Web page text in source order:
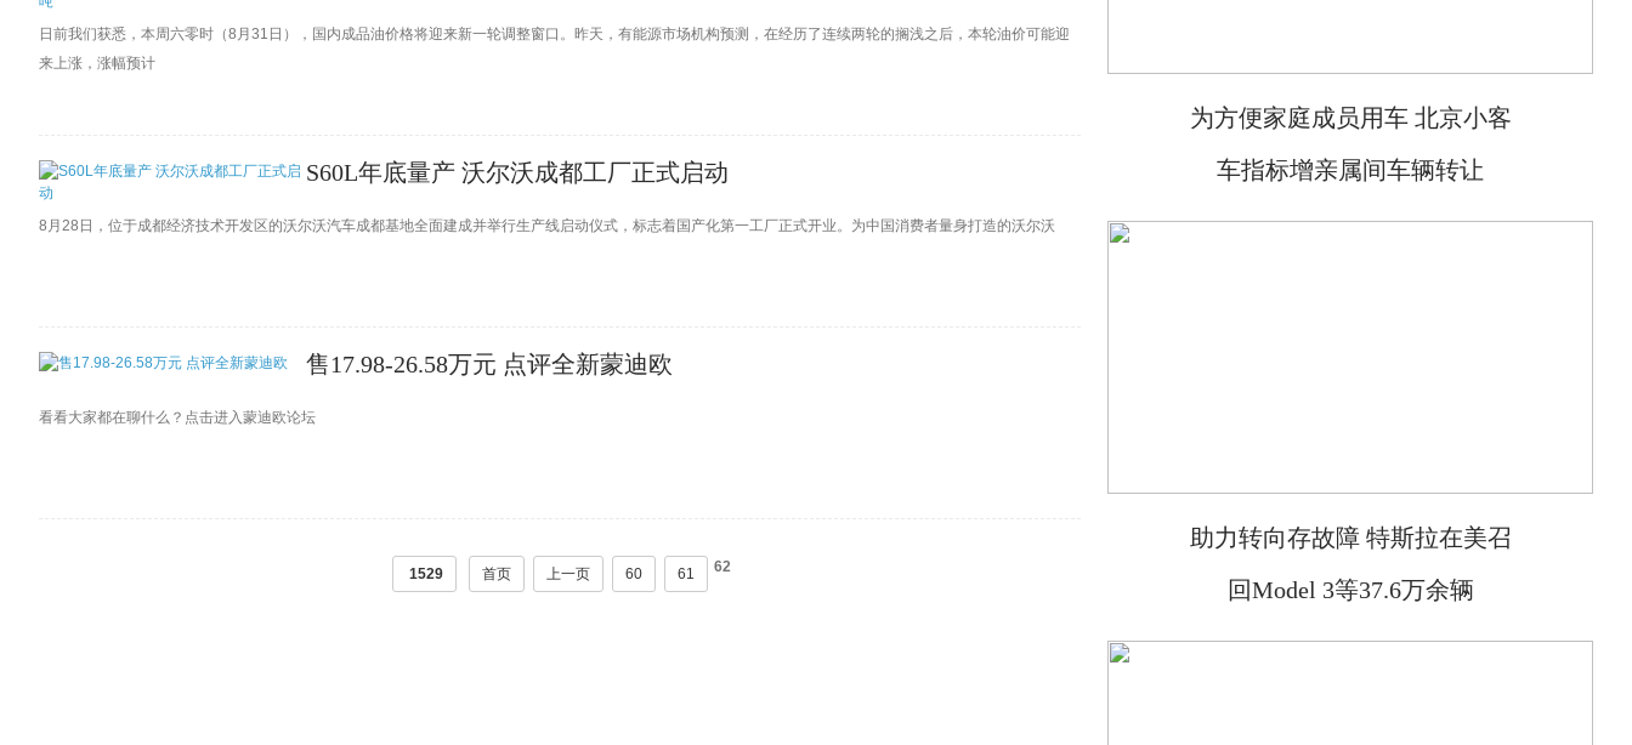
日前我们获悉，本周六零时（8月31日），国内成品油价格将迎来新一轮调整窗口。昨天，有能源市场机构预测，在经历了连续两轮的搁浅之后，本轮油价可能迎
来上涨，涨幅预计
S60L年底量产 沃尔沃成都工厂正式启动
8月28日，位于成都经济技术开发区的沃尔沃汽车成都基地全面建成并举行生产线启动仪式，标志着国产化第一工厂正式开业。为中国消费者量身打造的沃尔沃
售17.98-26.58万元 点评全新蒙迪欧
看看大家都在聊什么？点击进入蒙迪欧论坛
1529 首页 上一页 60 61 62
为方便家庭成员用车 北京小客
车指标增亲属间车辆转让
助力转向存故障 特斯拉在美召
回Model 3等37.6万余辆